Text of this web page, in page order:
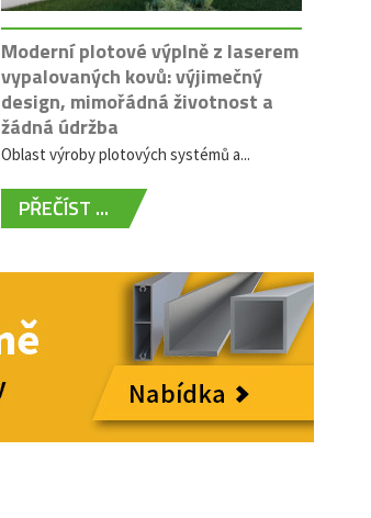
Moderní plotové výplně z laserem
vypalovaných kovů: výjimečný
design, mimořádná životnost a
žádná údržba
Oblast výroby plotových systémů a...
PŘEČÍST ...